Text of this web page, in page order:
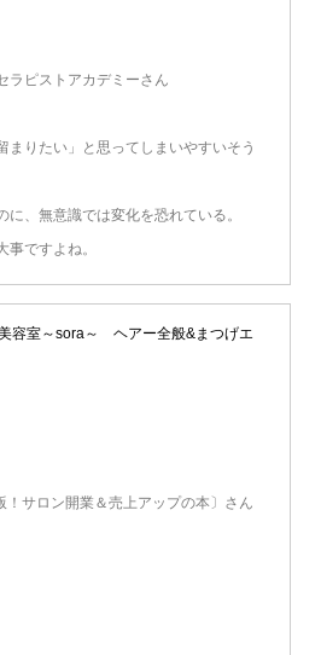
ラピストアカデミーさん
まりたい」と思ってしまいやすいそう
に、無意識では変化を恐れている。
事ですよね。
容室～sora～ ヘアー全般&まつげエ
！サロン開業＆売上アップの本〕さん